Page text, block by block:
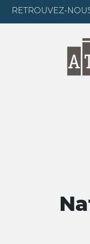
RETROUVEZ-